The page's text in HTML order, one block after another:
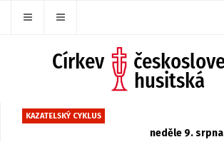
KAZATELSKÝ CYKLUS
neděle 9. srpna